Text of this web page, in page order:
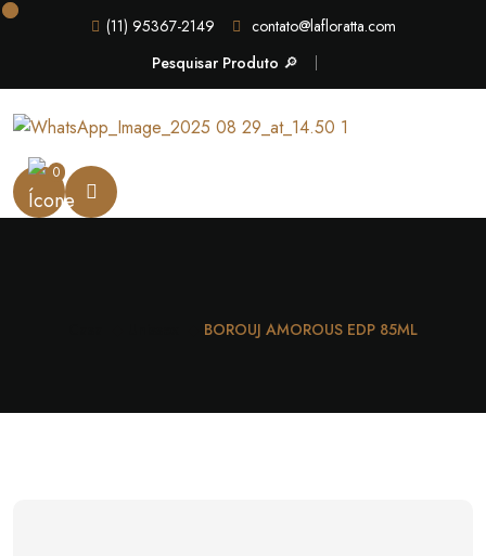
(11) 95367-2149
contato@lafloratta.com
Pesquisar Produto 🔎
0
BOROUJ AMOROUS EDP 85ML